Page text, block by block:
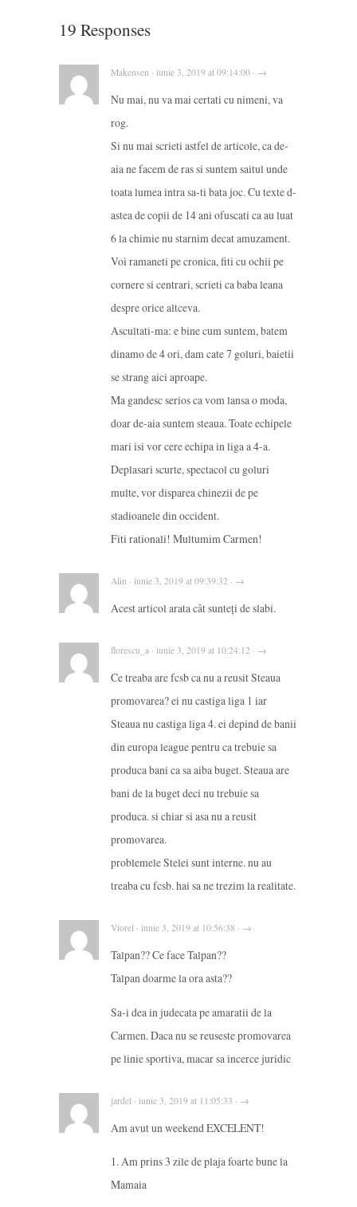
19 Responses
Makensen · iunie 3, 2019 at 09:14:00 · →
Nu mai, nu va mai certati cu nimeni, va
rog.
Si nu mai scrieti astfel de articole, ca de-
aia ne facem de ras si suntem saitul unde
toata lumea intra sa-ti bata joc. Cu texte d-
astea de copii de 14 ani ofuscati ca au luat
6 la chimie nu starnim decat amuzament.
Voi ramaneti pe cronica, fiti cu ochii pe
cornere si centrari, scrieti ca baba leana
despre orice altceva.
Ascultati-ma: e bine cum suntem, batem
dinamo de 4 ori, dam cate 7 goluri, baietii
se strang aici aproape.
Ma gandesc serios ca vom lansa o moda,
doar de-aia suntem steaua. Toate echipele
mari isi vor cere echipa in liga a 4-a.
Deplasari scurte, spectacol cu goluri
multe, vor disparea chinezii de pe
stadioanele din occident.
Fiti rationali! Multumim Carmen!
Alin · iunie 3, 2019 at 09:39:32 · →
Acest articol arata cât sunteți de slabi.
florescu_a · iunie 3, 2019 at 10:24:12 · →
Ce treaba are fcsb ca nu a reusit Steaua
promovarea? ei nu castiga liga 1 iar
Steaua nu castiga liga 4. ei depind de banii
din europa league pentru ca trebuie sa
produca bani ca sa aiba buget. Steaua are
bani de la buget deci nu trebuie sa
produca. si chiar si asa nu a reusit
promovarea.
problemele Stelei sunt interne. nu au
treaba cu fcsb. hai sa ne trezim la realitate.
Viorel · iunie 3, 2019 at 10:56:38 · →
Talpan?? Ce face Talpan??
Talpan doarme la ora asta??
Sa-i dea in judecata pe amaratii de la
Carmen. Daca nu se reuseste promovarea
pe linie sportiva, macar sa incerce juridic
jardel · iunie 3, 2019 at 11:05:33 · →
Am avut un weekend EXCELENT!
1. Am prins 3 zile de plaja foarte bune la
Mamaia